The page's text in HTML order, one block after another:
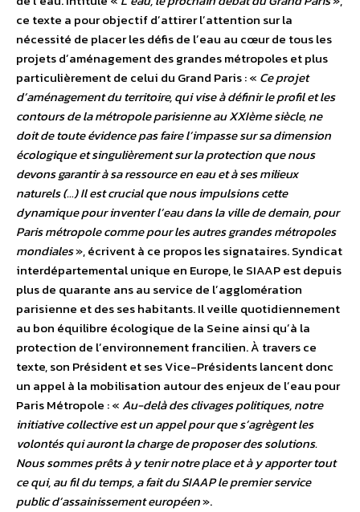
ce texte a pour objectif dʼattirer lʼattention sur la
nécessité de placer les défis de lʼeau au cœur de tous les
projets dʼaménagement des grandes métropoles et plus
particulièrement de celui du Grand Paris : « Ce projet
dʼaménagement du territoire, qui vise à définir le profil et les
contours de la métropole parisienne au XXIème siècle, ne
doit de toute évidence pas faire lʼimpasse sur sa dimension
écologique et singulièrement sur la protection que nous
devons garantir à sa ressource en eau et à ses milieux
naturels (…) Il est crucial que nous impulsions cette
dynamique pour inventer lʼeau dans la ville de demain, pour
Paris métropole comme pour les autres grandes métropoles
mondiales», écrivent à ce propos les signataires. Syndicat
interdépartemental unique en Europe, le SIAAP est depuis
plus de quarante ans au service de lʼagglomération
parisienne et des ses habitants. Il veille quotidiennement
au bon équilibre écologique de la Seine ainsi quʼà la
protection de lʼenvironnement francilien. À travers ce
texte, son Président et ses Vice-Présidents lancent donc
un appel à la mobilisation autour des enjeux de lʼeau pour
Paris Métropole : « Au-delà des clivages politiques, notre
initiative collective est un appel pour que sʼagrègent les
volontés qui auront la charge de proposer des solutions.
Nous sommes prêts à y tenir notre place et à y apporter tout
ce qui, au fil du temps, a fait du SIAAP le premier service
public dʼassainissement européen».